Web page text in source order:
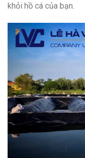
khỏi hồ cá của bạn.